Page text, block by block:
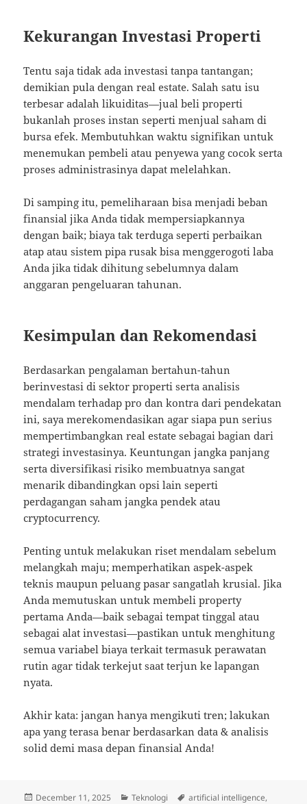
Kekurangan Investasi Properti
Tentu saja tidak ada investasi tanpa tantangan;
demikian pula dengan real estate. Salah satu isu
terbesar adalah likuiditas—jual beli properti
bukanlah proses instan seperti menjual saham di
bursa efek. Membutuhkan waktu signifikan untuk
menemukan pembeli atau penyewa yang cocok serta
proses administrasinya dapat melelahkan.
Di samping itu, pemeliharaan bisa menjadi beban
finansial jika Anda tidak mempersiapkannya
dengan baik; biaya tak terduga seperti perbaikan
atap atau sistem pipa rusak bisa menggerogoti laba
Anda jika tidak dihitung sebelumnya dalam
anggaran pengeluaran tahunan.
Kesimpulan dan Rekomendasi
Berdasarkan pengalaman bertahun-tahun
berinvestasi di sektor properti serta analisis
mendalam terhadap pro dan kontra dari pendekatan
ini, saya merekomendasikan agar siapa pun serius
mempertimbangkan real estate sebagai bagian dari
strategi investasinya. Keuntungan jangka panjang
serta diversifikasi risiko membuatnya sangat
menarik dibandingkan opsi lain seperti
perdagangan saham jangka pendek atau
cryptocurrency.
Penting untuk melakukan riset mendalam sebelum
melangkah maju; memperhatikan aspek-aspek
teknis maupun peluang pasar sangatlah krusial. Jika
Anda memutuskan untuk membeli property
pertama Anda—baik sebagai tempat tinggal atau
sebagai alat investasi—pastikan untuk menghitung
semua variabel biaya terkait termasuk perawatan
rutin agar tidak terkejut saat terjun ke lapangan
nyata.
Akhir kata: jangan hanya mengikuti tren; lakukan
apa yang terasa benar berdasarkan data & analisis
solid demi masa depan finansial Anda!
Posted
December 11, 2025 Categories
Teknologi Tags
artificial intelligence,